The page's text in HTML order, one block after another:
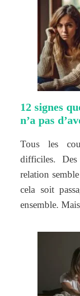
12 signes
n’a pas
Tous les
difficiles.
relation
cela soit
ensemble.